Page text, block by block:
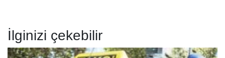
İlginizi çekebilir